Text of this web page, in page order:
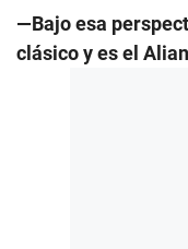
—Bajo esa
clásico y es el